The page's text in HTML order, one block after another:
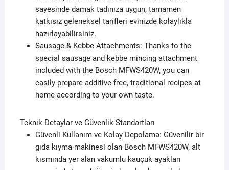
sayesinde damak tadınıza uygun, tamamen
katkısız geleneksel tarifleri evinizde kolaylıkla
hazırlayabilirsiniz.
Sausage & Kebbe Attachments: Thanks to the
special sausage and kebbe mincing attachment
included with the Bosch MFWS420W, you can
easily prepare additive-free, traditional recipes at
home according to your own taste.
Teknik Detaylar ve Güvenlik Standartları
Güvenli Kullanım ve Kolay Depolama: Güvenilir bir
gıda kıyma makinesi olan Bosch MFWS420W, alt
kısmında yer alan vakumlu kauçuk ayakları